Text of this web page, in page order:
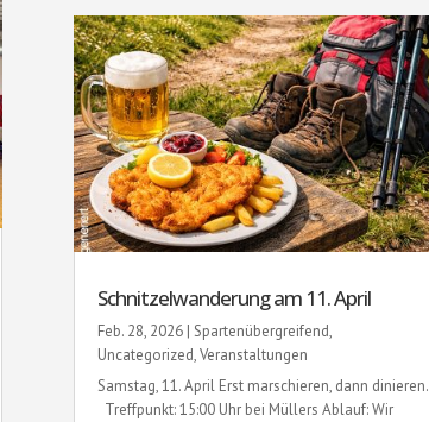
Schnitzelwanderung am 11. April
Feb. 28, 2026| Spartenübergreifend,
Uncategorized,Veranstaltungen
Samstag, 11. April Erst marschieren, dann dinieren.
Treffpunkt: 15:00 Uhr bei Müllers Ablauf: Wir